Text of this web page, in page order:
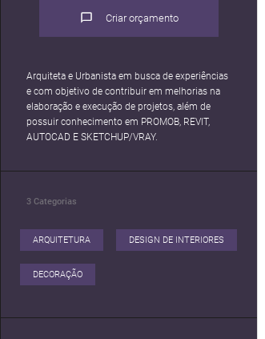
Criar orçamento
Arquiteta e Urbanista em busca de experiências
e com objetivo de contribuir em melhorias na
elaboração e execução de projetos, além de
possuir conhecimento em PROMOB, REVIT,
AUTOCAD E SKETCHUP/VRAY.
3 Categorias
ARQUITETURA DESIGN DE INTERIORES
DECORAÇÃO